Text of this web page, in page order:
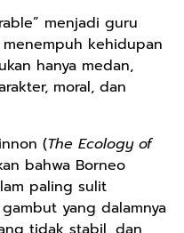
menjadi guru
kehidupan
hanya medan,
moral, dan
(The Ecology of
bahwa Borneo
paling sulit
yang dalamnya